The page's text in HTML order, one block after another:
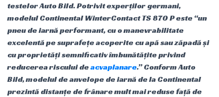
testelor Auto Bild. Potrivit experților germani,
modelul Continental WinterContact TS 870 P este “un
pneu de iarnă performant, cu o manevrabilitate
excelentă pe suprafețe acoperite cu apă sau zăpadă și
cu proprietăți semnificativ îmbunătățite privind
reducerea riscului deacvaplanare.” Conform Auto
Bild, modelul de anvelope de iarnă de la Continental
prezintă distanțe de frânare mult mai reduse față de